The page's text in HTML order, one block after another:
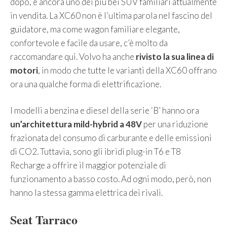
in vendita. La XC60 non è l’ultima parola nel fascino del
guidatore, ma come wagon familiare elegante,
confortevole e facile da usare, c’è molto da
raccomandare qui. Volvo ha anche rivisto la sua linea di
motori, in modo che tutte le varianti della XC60 offrano
ora una qualche forma di elettrificazione.
I modelli a benzina e diesel della serie ‘B’ hanno ora
un’architettura mild-hybrid a 48Vper una riduzione
frazionata del consumo di carburante e delle emissioni
di CO2. Tuttavia, sono gli ibridi plug-in T6 e T8
Recharge a offrire il maggior potenziale di
funzionamento a basso costo. Ad ogni modo, però, non
hanno la stessa gamma elettrica dei rivali.
Seat Tarraco